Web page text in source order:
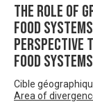
The role of
Food
perspective
Food
Cible
Area of